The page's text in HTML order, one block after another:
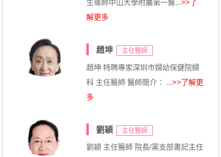
生導師中山大學附屬第一醫...>>了
解更多
趙坤 主任醫師
趙坤 特聘專家深圳市婦幼保健院婦
科 主任醫師 醫師簡介： ...>>了解更
多
劉穎 主任醫師
劉穎 主任醫師 院長/黨支部書記主任